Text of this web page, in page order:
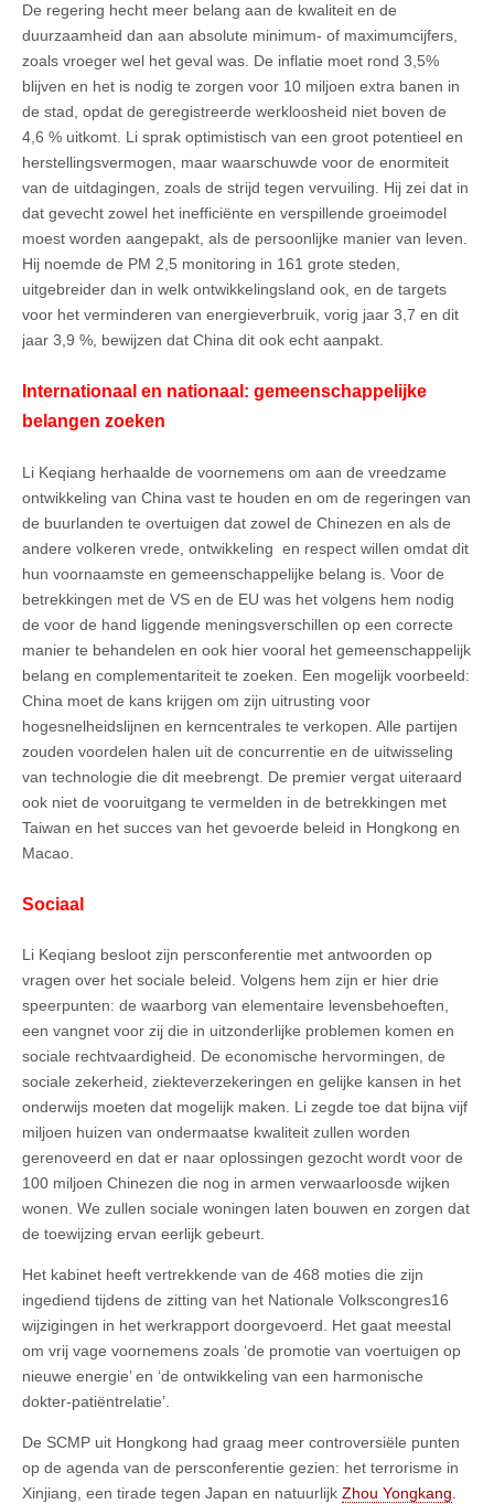
De regering hecht meer belang aan de kwaliteit en de
duurzaamheid dan aan absolute minimum- of maximumcijfers,
zoals vroeger wel het geval was. De inflatie moet rond 3,5%
blijven en het is nodig te zorgen voor 10 miljoen extra banen in
de stad, opdat de geregistreerde werkloosheid niet boven de
4,6 % uitkomt. Li sprak optimistisch van een groot potentieel en
herstellingsvermogen, maar waarschuwde voor de enormiteit
van de uitdagingen, zoals de strijd tegen vervuiling. Hij zei dat in
dat gevecht zowel het inefficiënte en verspillende groeimodel
moest worden aangepakt, als de persoonlijke manier van leven.
Hij noemde de PM 2,5 monitoring in 161 grote steden,
uitgebreider dan in welk ontwikkelingsland ook, en de targets
voor het verminderen van energieverbruik, vorig jaar 3,7 en dit
jaar 3,9 %, bewijzen dat China dit ook echt aanpakt.
Internationaal en nationaal: gemeenschappelijke
belangen zoeken
Li Keqiang herhaalde de voornemens om aan de vreedzame
ontwikkeling van China vast te houden en om de regeringen van
de buurlanden te overtuigen dat zowel de Chinezen en als de
andere volkeren vrede, ontwikkeling en respect willen omdat dit
hun voornaamste en gemeenschappelijke belang is. Voor de
betrekkingen met de VS en de EU was het volgens hem nodig
de voor de hand liggende meningsverschillen op een correcte
manier te behandelen en ook hier vooral het gemeenschappelijk
belang en complementariteit te zoeken. Een mogelijk voorbeeld:
China moet de kans krijgen om zijn uitrusting voor
hogesnelheidslijnen en kerncentrales te verkopen. Alle partijen
zouden voordelen halen uit de concurrentie en de uitwisseling
van technologie die dit meebrengt. De premier vergat uiteraard
ook niet de vooruitgang te vermelden in de betrekkingen met
Taiwan en het succes van het gevoerde beleid in Hongkong en
Macao.
Sociaal
Li Keqiang besloot zijn persconferentie met antwoorden op
vragen over het sociale beleid. Volgens hem zijn er hier drie
speerpunten: de waarborg van elementaire levensbehoeften,
een vangnet voor zij die in uitzonderlijke problemen komen en
sociale rechtvaardigheid. De economische hervormingen, de
sociale zekerheid, ziekteverzekeringen en gelijke kansen in het
onderwijs moeten dat mogelijk maken. Li zegde toe dat bijna vijf
miljoen huizen van ondermaatse kwaliteit zullen worden
gerenoveerd en dat er naar oplossingen gezocht wordt voor de
100 miljoen Chinezen die nog in armen verwaarloosde wijken
wonen. We zullen sociale woningen laten bouwen en zorgen dat
de toewijzing ervan eerlijk gebeurt.
Het kabinet heeft vertrekkende van de 468 moties die zijn
ingediend tijdens de zitting van het Nationale Volkscongres16
wijzigingen in het werkrapport doorgevoerd. Het gaat meestal
om vrij vage voornemens zoals ‘de promotie van voertuigen op
nieuwe energie’ en ‘de ontwikkeling van een harmonische
dokter-patiëntrelatie’.
De SCMP uit Hongkong had graag meer controversiële punten
op de agenda van de persconferentie gezien: het terrorisme in
Xinjiang, een tirade tegen Japan en natuurlijk Zhou Yongkang